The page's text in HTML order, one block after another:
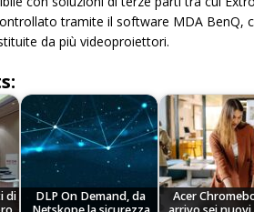
tramite il software MDA BenQ,
da più videoproiettori.
di
DLP On Demand, da
Acer